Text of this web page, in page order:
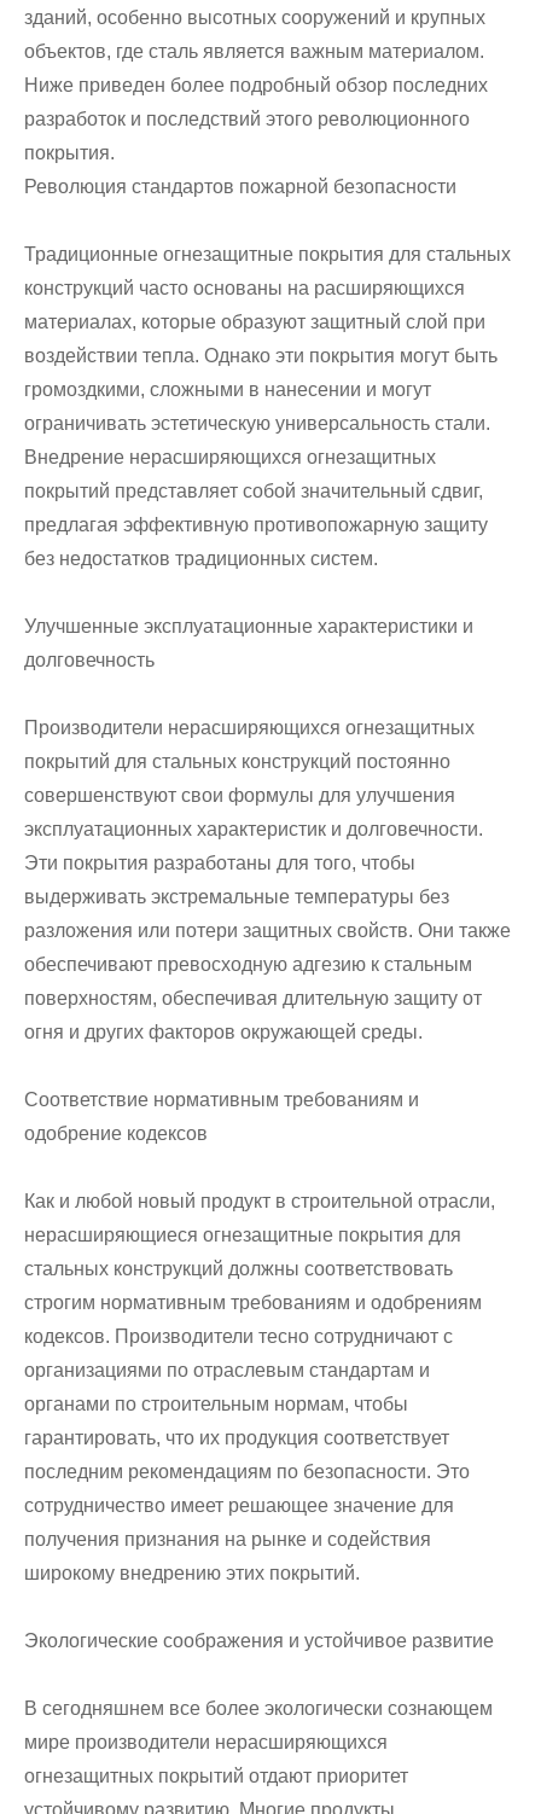
зданий, особенно высотных сооружений и крупных
объектов, где сталь является важным материалом.
Ниже приведен более подробный обзор последних
разработок и последствий этого революционного
покрытия.
Революция стандартов пожарной безопасности
Традиционные огнезащитные покрытия для стальных
конструкций часто основаны на расширяющихся
материалах, которые образуют защитный слой при
воздействии тепла. Однако эти покрытия могут быть
громоздкими, сложными в нанесении и могут
ограничивать эстетическую универсальность стали.
Внедрение нерасширяющихся огнезащитных
покрытий представляет собой значительный сдвиг,
предлагая эффективную противопожарную защиту
без недостатков традиционных систем.
Улучшенные эксплуатационные характеристики и
долговечность
Производители нерасширяющихся огнезащитных
покрытий для стальных конструкций постоянно
совершенствуют свои формулы для улучшения
эксплуатационных характеристик и долговечности.
Эти покрытия разработаны для того, чтобы
выдерживать экстремальные температуры без
разложения или потери защитных свойств. Они также
обеспечивают превосходную адгезию к стальным
поверхностям, обеспечивая длительную защиту от
огня и других факторов окружающей среды.
Соответствие нормативным требованиям и
одобрение кодексов
Как и любой новый продукт в строительной отрасли,
нерасширяющиеся огнезащитные покрытия для
стальных конструкций должны соответствовать
строгим нормативным требованиям и одобрениям
кодексов. Производители тесно сотрудничают с
организациями по отраслевым стандартам и
органами по строительным нормам, чтобы
гарантировать, что их продукция соответствует
последним рекомендациям по безопасности. Это
сотрудничество имеет решающее значение для
получения признания на рынке и содействия
широкому внедрению этих покрытий.
Экологические соображения и устойчивое развитие
В сегодняшнем все более экологически сознающем
мире производители нерасширяющихся
огнезащитных покрытий отдают приоритет
устойчивому развитию. Многие продукты